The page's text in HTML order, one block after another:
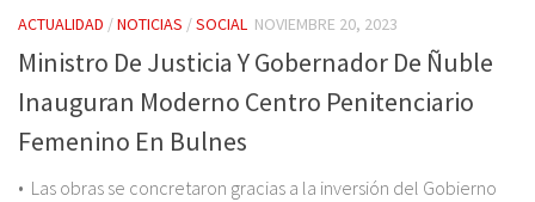
ACTUALIDAD /NOTICIAS /SOCIAL NOVIEMBRE 20, 2023
Ministro De Justicia Y Gobernador De Ñuble
Inauguran Moderno Centro Penitenciario
Femenino En Bulnes
• Las obras se concretaron gracias a la inversión del Gobierno